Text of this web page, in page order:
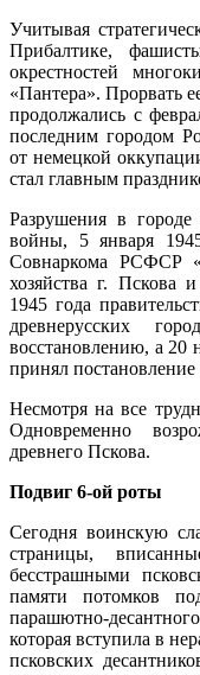
Учитывая
Прибалтике,
окрестностей
«Пантера». Прорвать
продолжались с
последним городом
от немецкой
стал главным
Разрушения в
войны, 5 января
Совнаркома РСФСР
хозяйства г. Пскова
1945 года
древнерусских
восстановлению, а
принял
Несмотря на все
Одновременно
древнего Пскова.
Подвиг 6-ой роты
Сегодня воинскую
страницы,
бесстрашными
памяти потомков
парашютно-
которая вступила в
псковских